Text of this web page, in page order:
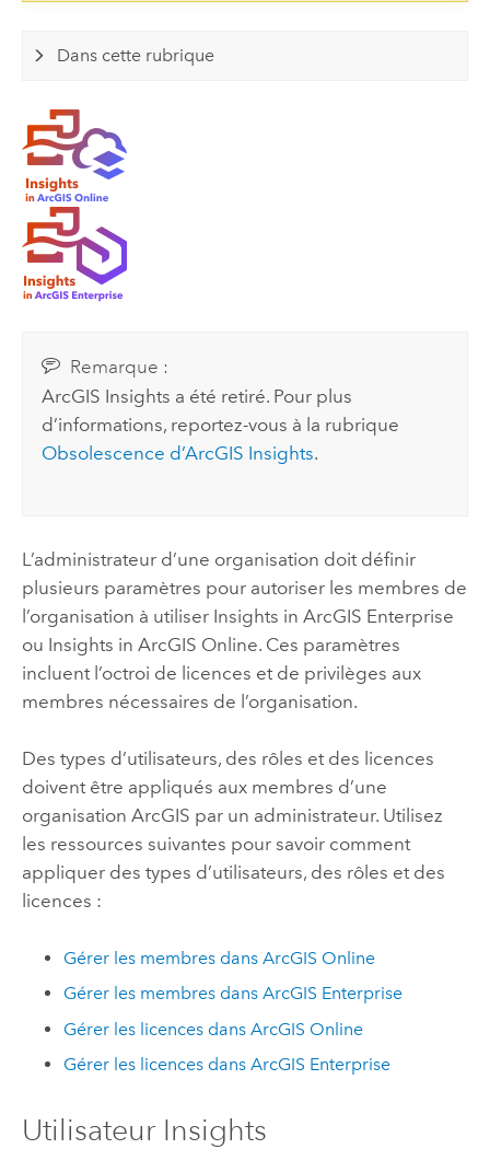
Dans cette rubrique
Remarque :
ArcGIS Insights a été retiré. Pour plus
d’informations, reportez-vous à la rubrique
Obsolescence d’ArcGIS Insights.
L’administrateur d’une organisation doit définir
plusieurs paramètres pour autoriser les membres de
l’organisation à utiliser Insights in ArcGIS Enterprise
ou Insights in ArcGIS Online. Ces paramètres
incluent l’octroi de licences et de privilèges aux
membres nécessaires de l’organisation.
Des types d’utilisateurs, des rôles et des licences
doivent être appliqués aux membres d’une
organisation ArcGIS par un administrateur. Utilisez
les ressources suivantes pour savoir comment
appliquer des types d’utilisateurs, des rôles et des
licences :
Gérer les membres dansArcGIS Online
Gérer les membres dansArcGIS Enterprise
Gérer les licences dansArcGIS Online
Gérer les licences dansArcGIS Enterprise
Utilisateur Insights